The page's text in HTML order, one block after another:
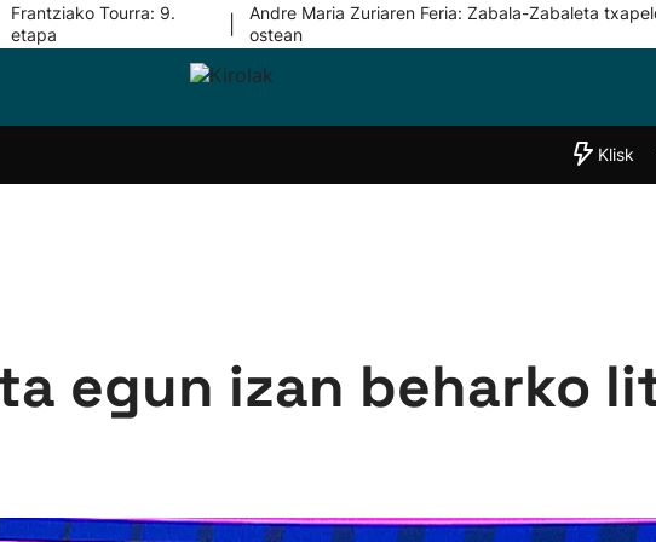
Frantziako Tourra: 9.
etapa
Andre Maria Zuriaren Feria: Zabala-Zabaleta
ostean
Taldeak
"Helmuga"
Klisk
egun izan beharko